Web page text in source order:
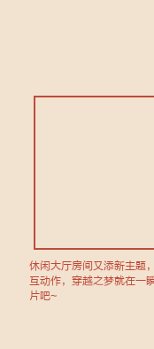
休闲大厅房间又添新主题
互动作，穿越之梦就在一
片吧~